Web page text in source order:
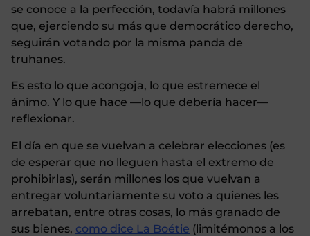
se conoce a la perfección, todavía habrá millones
que, ejerciendo su más que democrático derecho,
seguirán votando por la misma panda de
truhanes.
Es esto lo que acongoja, lo que estremece el
ánimo. Y lo que hace —lo que debería hacer—
reflexionar.
El día en que se vuelvan a celebrar elecciones (es
de esperar que no lleguen hasta el extremo de
prohibirlas), serán millones los que vuelvan a
entregar voluntariamente su voto a quienes les
arrebatan, entre otras cosas, lo más granado de
sus bienes, como dice La Boétie (limitémonos a los